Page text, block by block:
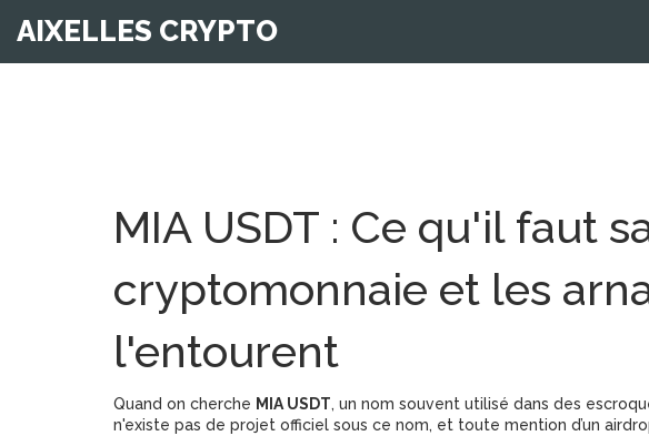
AIXELLES CRYPTO
MIA USDT : Ce qu'il faut
cryptomonnaie et les
l'entourent
Quand on cherche MIA USDT, un nom souvent utilisé dans des
n'existe pas de projet officiel sous ce nom, et toute mention d’un